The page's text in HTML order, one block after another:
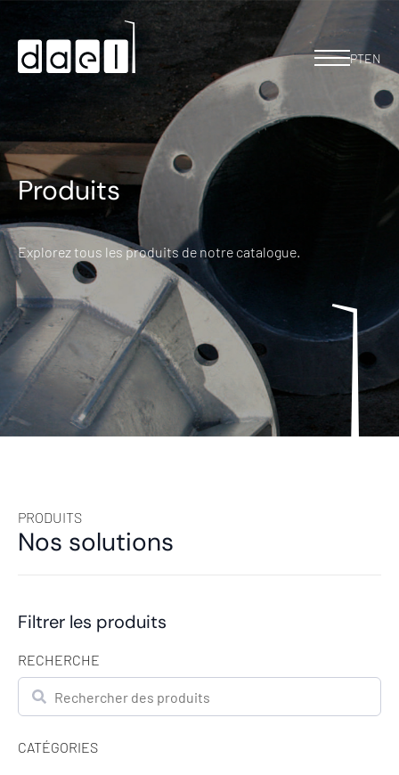
PTEN
Produits
Explorez tous les produits de notre catalogue.
PRODUITS
Nos solutions
Filtrer les produits
RECHERCHE
Rechercher
CATÉGORIES